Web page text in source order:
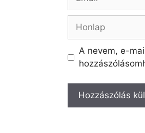
A nevem, e-